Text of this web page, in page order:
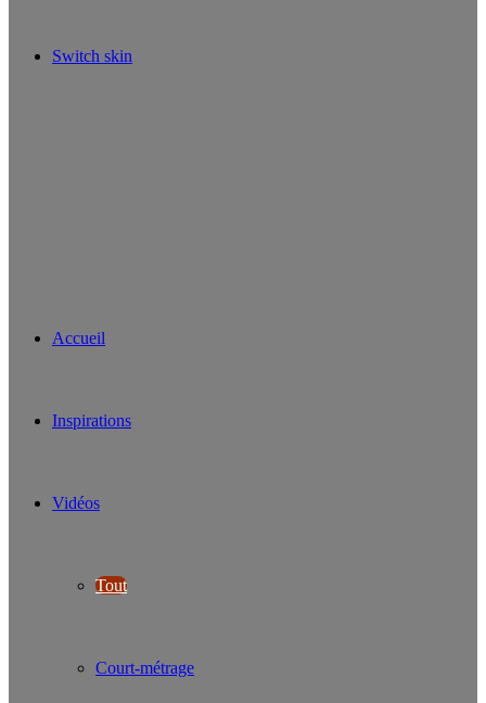
Switch skin
Accueil
Inspirations
Vidéos
Tout
Court-métrage